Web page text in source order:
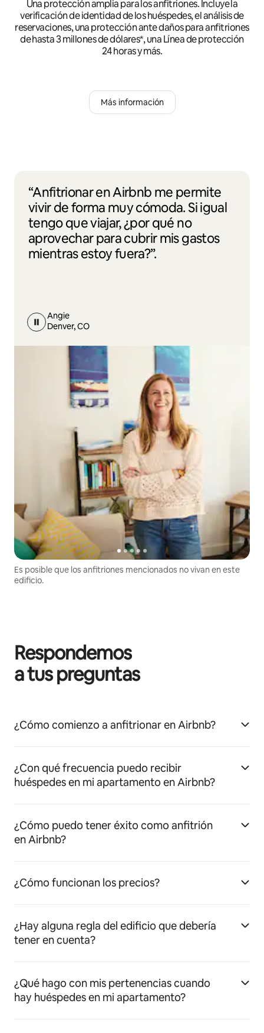
Una protección amplia para los anfitriones. Incluye la
verificación de identidad de los huéspedes, el análisis de
reservaciones, una protección ante daños para anfitriones
de hasta 3 millones de dólares*, una Línea de protección
24 horas y más.
Más información
“Anfitrionar en Airbnb me permite
vivir de forma muy cómoda. Si igual
tengo que viajar, ¿por qué no
aprovechar para cubrir mis gastos
mientras estoy fuera?”.
Angie
Denver, CO
Es posible que los anfitriones mencionados no vivan en este
edificio.
Respondemos
a tus preguntas
¿Cómo comienzo a anfitrionar en Airbnb?
¿Con qué frecuencia puedo recibir
huéspedes en mi apartamento en Airbnb?
¿Cómo puedo tener éxito como anfitrión
en Airbnb?
¿Cómo funcionan los precios?
¿Hay alguna regla del edificio que debería
tener en cuenta?
¿Qué hago con mis pertenencias cuando
hay huéspedes en mi apartamento?